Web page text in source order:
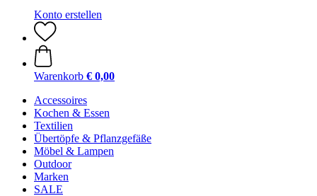
Konto erstellen
Warenkorb € 0,00
Accessoires
Kochen & Essen
Textilien
Übertöpfe & Pflanzgefäße
Möbel & Lampen
Outdoor
Marken
SALE